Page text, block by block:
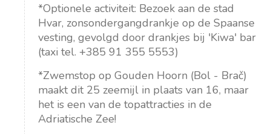
*Optionele activiteit: Bezoek aan de stad
Hvar, zonsondergangdrankje op de Spaanse
vesting, gevolgd door drankjes bij 'Kiwa' bar
(taxi tel. +385 91 355 5553)
*Zwemstop op Gouden Hoorn (Bol - Brač)
maakt dit 25 zeemijl in plaats van 16, maar
het is een van de topattracties in de
Adriatische Zee!